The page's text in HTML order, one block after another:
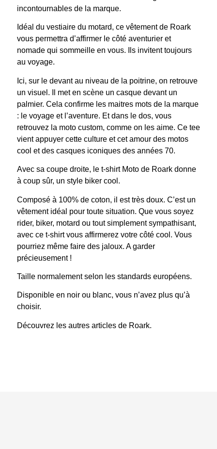
incontournables de la marque.
Idéal du vestiaire du motard, ce vêtement de Roark
vous permettra d’affirmer le côté aventurier et
nomade qui sommeille en vous. Ils invitent toujours
au voyage.
Ici, sur le devant au niveau de la poitrine, on retrouve
un visuel. Il met en scène un casque devant un
palmier. Cela confirme les maitres mots de la marque
: le voyage et l’aventure. Et dans le dos, vous
retrouvez la moto custom, comme on les aime. Ce tee
vient appuyer cette culture et cet amour des motos
cool et des casques iconiques des années 70.
Avec sa coupe droite, le t-shirt Moto de Roark donne
à coup sûr, un style biker cool.
Composé à 100% de coton, il est très doux. C’est un
vêtement idéal pour toute situation. Que vous soyez
rider, biker, motard ou tout simplement sympathisant,
avec ce t-shirt vous affirmerez votre côté cool. Vous
pourriez même faire des jaloux. A garder
précieusement !
Taille normalement selon les standards européens.
Disponible en noir ou blanc, vous n’avez plus qu’à
choisir.
Découvrez les autres articles de Roark.